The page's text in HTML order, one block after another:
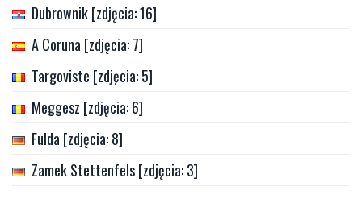
Dubrownik [zdjęcia: 16]
A Coruna [zdjęcia: 7]
Targoviste [zdjęcia: 5]
Meggesz [zdjęcia: 6]
Fulda [zdjęcia: 8]
Zamek Stettenfels [zdjęcia: 3]